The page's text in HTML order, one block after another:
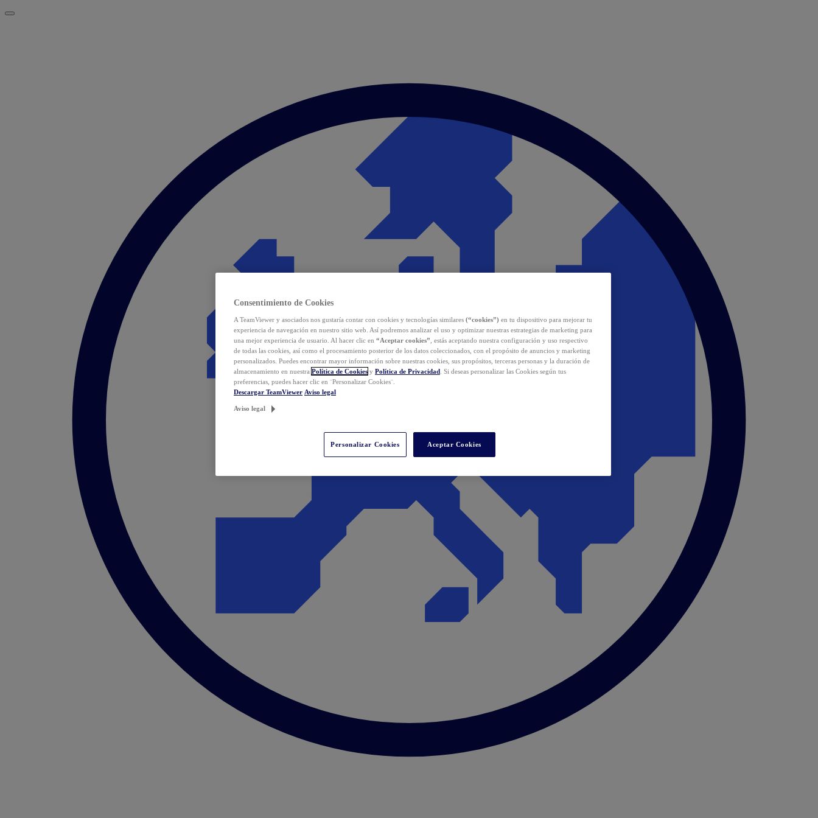
Consentimiento de Cookies
A TeamViewer y asociados nos gustaría contar con cookies y tecnologías similares (“cookies”) en tu dispositivo para mejorar tu
experiencia de navegación en nuestro sitio web. Así podremos analizar el uso y optimizar nuestras estrategias de marketing para
una mejor experiencia de usuario. Al hacer clic en “Aceptar cookies” , estás aceptando nuestra configuración y uso respectivo
de todas las cookies, así como el procesamiento posterior de los datos coleccionados, con el propósito de anuncios y marketing
personalizados. Puedes encontrar mayor información sobre nuestras cookies, sus propósitos, terceras personas y la duración de
almacenamiento en nuestra Política de Cookies y Política de Privacidad . Si deseas personalizar las Cookies según tus
preferencias, puedes hacer clic en ¨Personalizar Cookies¨.
Descargar TeamViewer Aviso legal
Aviso legal
Personalizar Cookies Aceptar Cookies